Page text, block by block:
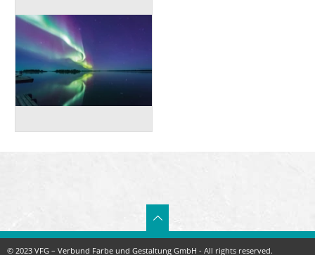
© 2023 VFG – Verbund Farbe und Gestaltung GmbH - All rights reserved.